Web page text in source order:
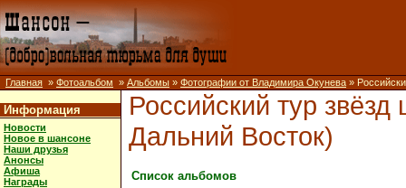
Главная » Фотоальбом » Альбомы » Фотографии от Владимира Окунева »
Информация
Новости
Новое в шансоне
Наши друзья
Анонсы
Афиша
Награды
Российский тур
Дальний Восток)
Список альбомов